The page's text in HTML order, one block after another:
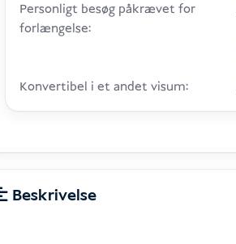
Personligt besøg påkrævet for
forlængelse:
Konvertibel i et andet visum:
Beskrivelse